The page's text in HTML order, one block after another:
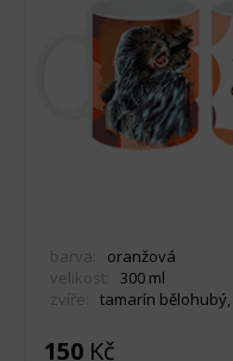
barva:
oranžová
velikost:
300 ml
zvíře:
tamarín
150 Kč